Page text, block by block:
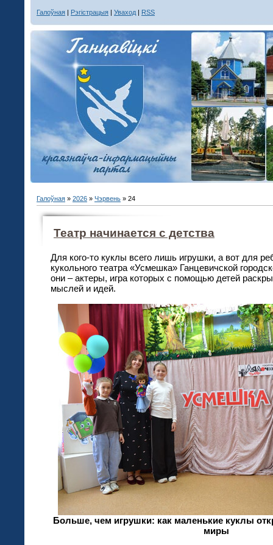
Галоўная | Рэгістрацыя | Уваход | RSS
Галоўная » 2026 » Чэрвень » 24
Театр начинается с детства
Для кого-то куклы всего лишь игрушки, а вот для
кукольного театра «Усмешка» Ганцевичской
они – актеры, игра которых с помощью детей
мыслей и идей.
Больше, чем игрушки: как маленькие куклы
миры